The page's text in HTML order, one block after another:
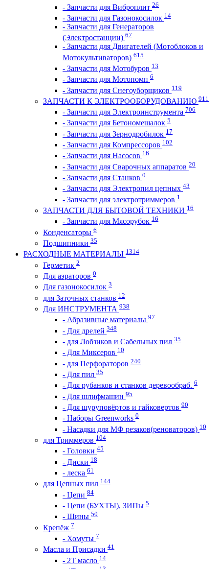
- Запчасти для Виброплит 26
- Запчасти для Газонокосилок 14
- Запчасти для Генераторов
(Электростанции) 67
- Запчасти для Двигателей (Мотоблоков и
Мотокультиваторов) 615
- Запчасти для Мотобуров 13
- Запчасти для Мотопомп 6
- Запчасти для Снегоуборщиков 119
ЗАПЧАСТИ К ЭЛЕКТРООБОРУДОВАНИЮ 911
- Запчасти для Электроинструмента 706
- Запчасти для Бетономешалок 5
- Запчасти для Зернодробилок 17
- Запчасти для Компрессоров 102
- Запчасти для Насосов 16
- Запчасти для Сварочных аппаратов 20
- Запчасти для Станков 0
- Запчасти для Электропил цепных 43
- Запчасти для электротриммеров 1
ЗАПЧАСТИ ДЛЯ БЫТОВОЙ ТЕХНИКИ 16
- Запчасти для Мясорубок 16
Конденсаторы 6
Подшипники 35
РАСХОДНЫЕ МАТЕРИАЛЫ 1314
Герметик 2
Для аэраторов 0
Для газонокосилок 3
для Заточных станков 12
Для ИНСТРУМЕНТА 938
- Абразивные материалы 97
- Для дрелей 348
- для Лобзиков и Сабельных пил 35
- Для Миксеров 10
- для Перфораторов 240
- Для пил 35
- Для рубанков и станков деревообраб. 6
- Для шлифмашин 95
- Для шуруповёртов и гайковертов 90
- Наборы Greenworks 0
- Насадки для МФ резаков(реноваторов) 10
для Триммеров 104
- Головки 45
- Диски 18
- леска 61
для Цепных пил 144
- Цепи 84
- Цепи (БУХТЫ), ЗИПы 5
- Шины 50
Крепёж 7
- Хомуты 7
Масла и Присадки 41
- 2Т масло 14